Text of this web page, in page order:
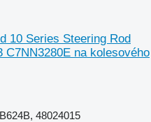
10 Series Steering Rod
C7NN3280E na kolesového
48024015